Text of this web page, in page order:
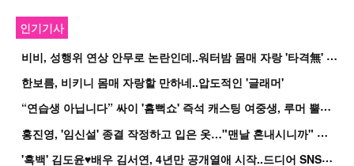
인기기사
비
비, 성행위 연상 안무로 논란인데..워터밤 몸매 자랑 '타격無' 근황
한보름, 비키니 몸매 자랑할 만하네..압도적인 '글래머'
“
연습생 아닙니다” 싸이 '흠뻑쇼' 즉석 캐스팅 여중생, 루머 뿔났다[Oh!쎈 이...
홍
진영, '임신설' 종결 작정하고 입은 옷…"맨날 혼내시니까" 억울
'
흑백' 김도윤♥배우 김서연, 4년만 공개열애 시작..드디어 SNS에 노출 [핫피...